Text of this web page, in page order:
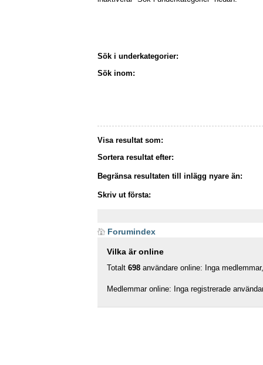
Sök i underkategorier:
Sök inom:
Visa resultat som:
Sortera resultat efter:
Begränsa resultaten till inlägg nyare än:
Skriv ut första:
Forumindex
Vilka är online
Totalt 698 användare online: Inga
Medlemmar online: Inga registrerade